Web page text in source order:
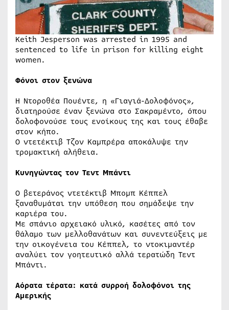
Keith Jesperson was arrested in 1995 and
sentenced to life in prison for killing eight
women.
Φόνοι στον ξενώνα
Η Ντοροθέα Πουέντε, η «Γιαγιά-Δολοφόνος»,
διατηρούσε έναν ξενώνα στο Σακραμέντο, όπου
δολοφονούσε τους ενοίκους της και τους έθαβε
στον κήπο.
Ο ντετέκτιβ Τζον Καμπρέρα αποκάλυψε την
τρομακτική αλήθεια.
Κυνηγώντας τον Τεντ Μπάντι
Ο βετεράνος ντετέκτιβ Μπομπ Κέππελ
ξαναθυμάται την υπόθεση που σημάδεψε την
καριέρα του.
Με σπάνιο αρχειακό υλικό, κασέτες από τον
θάλαμο των μελλοθανάτων και συνεντεύξεις με
την οικογένεια του Κέππελ, το ντοκιμαντέρ
αναλύει τον γοητευτικό αλλά τερατώδη Τεντ
Μπάντι.
Αόρατα τέρατα: κατά συρροή δολοφόνοι της
Αμερικής